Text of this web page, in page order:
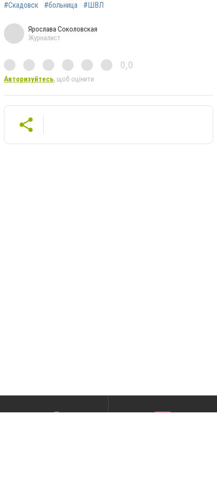
#Скадовск #больница #ШВЛ
Ярослава Соколовская
Журналист
0,0
Авторизуйтесь, щоб оцінити